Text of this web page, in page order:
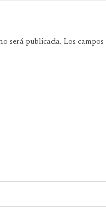
será publicada. Los